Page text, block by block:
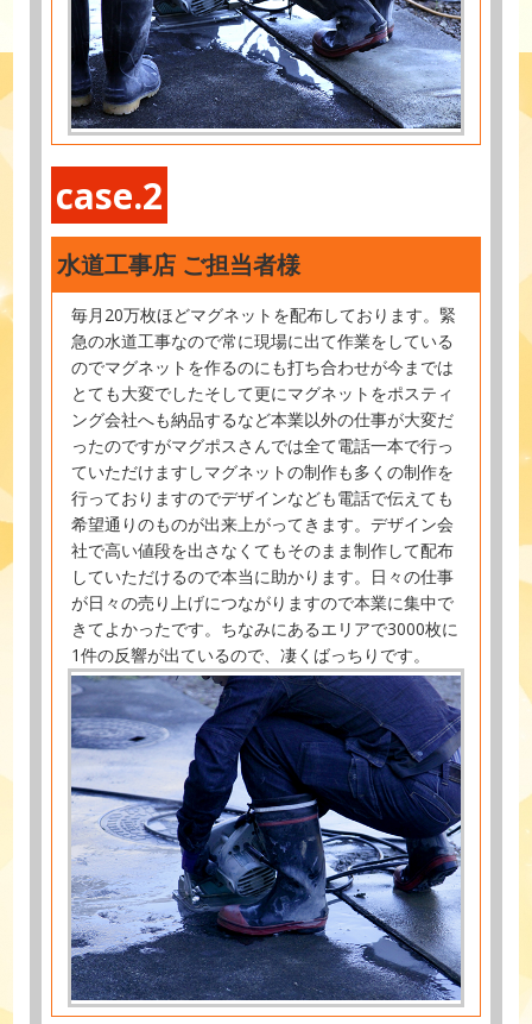
case.2
水道工事店 ご担当者様
毎月20万枚ほどマグネットを配布しております。緊
急の水道工事なので常に現場に出て作業をしている
のでマグネットを作るのにも打ち合わせが今までは
とても大変でしたそして更にマグネットをポスティ
ング会社へも納品するなど本業以外の仕事が大変だ
ったのですがマグポスさんでは全て電話一本で行っ
ていただけますしマグネットの制作も多くの制作を
行っておりますのでデザインなども電話で伝えても
希望通りのものが出来上がってきます。デザイン会
社で高い値段を出さなくてもそのまま制作して配布
していただけるので本当に助かります。日々の仕事
が日々の売り上げにつながりますので本業に集中で
きてよかったです。ちなみにあるエリアで3000枚に
1件の反響が出ているので、凄くばっちりです。